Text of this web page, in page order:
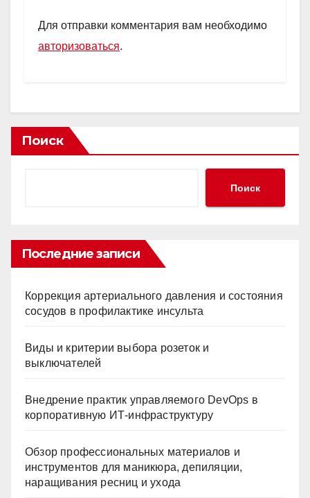
Для отправки комментария вам необходимо
авторизоваться.
Поиск
Поиск
Последние записи
Коррекция артериального давления и состояния
сосудов в профилактике инсульта
Виды и критерии выбора розеток и
выключателей
Внедрение практик управляемого DevOps в
корпоративную ИТ-инфраструктуру
Обзор профессиональных материалов и
инструментов для маникюра, депиляции,
наращивания ресниц и ухода